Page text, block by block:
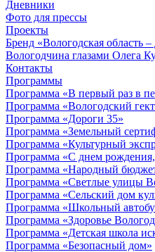
Дневники
Фото для прессы
Проекты
Бренд «Вологодская область
Вологодчина глазами Олега
Контакты
Программы
Программа «В первый раз в
Программа «Вологодский
Программа «Дороги 35»
Программа «Земельный
Программа «Культурный
Программа «С днем
Программа «Народный
Программа «Светлые улицы
Программа «Сельский дом
Программа «Школьный
Программа «Здоровье
Программа «Детская школа
Программа «Безопасный дом»